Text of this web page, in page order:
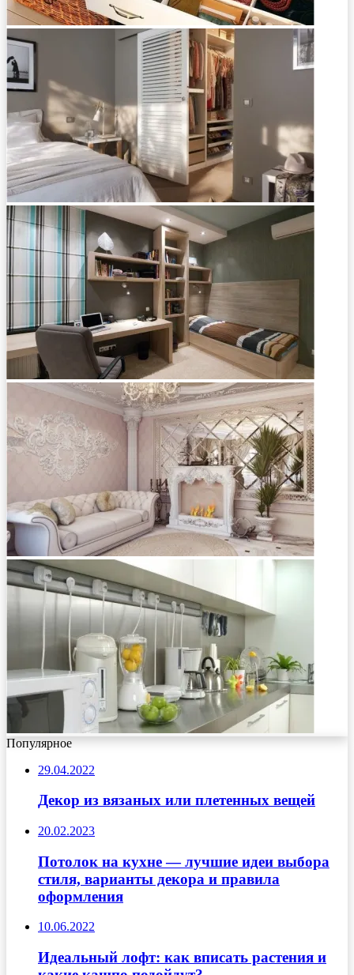
Популярное
29.04.2022
Декор из вязаных или плетенных вещей
20.02.2023
Потолок на кухне — лучшие идеи выбора
стиля, варианты декора и правила
оформления
10.06.2022
Идеальный лофт: как вписать растения и